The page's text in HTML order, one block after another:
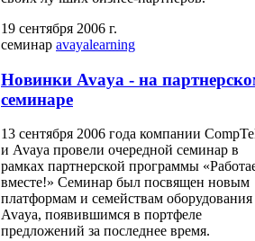
19 сентября 2006 г.
семинар avayalearning
Новинки Avaya - на
семинаре
13 сентября 2006 года компании
и Avaya провели очередной семинар в
рамках партнерской программы
вместе!» Семинар был посвящен новым
платформам и семействам оборудования
Avaya, появившимся в портфеле
предложений за последнее время.